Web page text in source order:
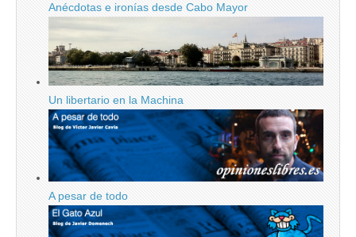
Anécdotas e ironías desde Cabo Mayor
Un libertario en la Machina
A pesar de todo